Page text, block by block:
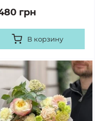
грн
В корзину